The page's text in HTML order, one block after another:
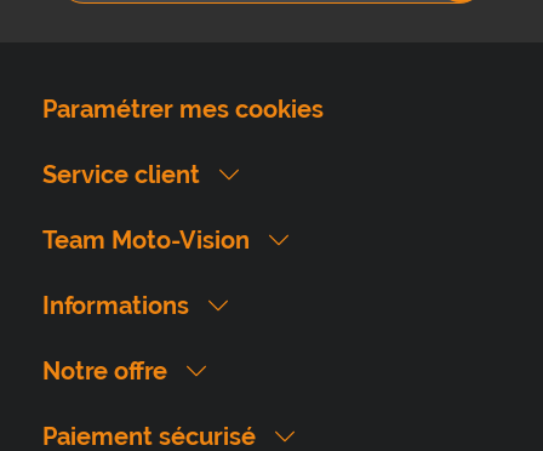
Paramétrer mes cookies
Service client
Team Moto-Vision
Informations
Notre offre
Paiement sécurisé